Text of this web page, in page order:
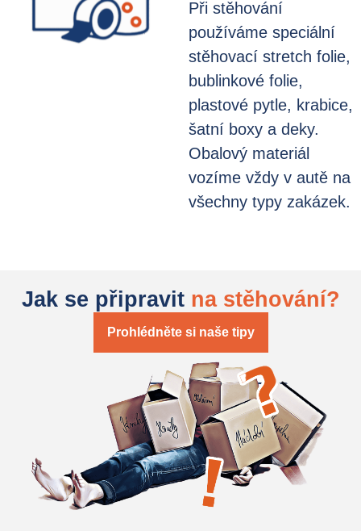
Při stěhování
používáme speciální
stěhovací stretch folie,
bublinkové folie,
plastové pytle, krabice,
šatní boxy a deky.
Obalový materiál
vozíme vždy v autě na
všechny typy zakázek.
Jak se připravitna stěhování?
Prohlédněte si naše tipy